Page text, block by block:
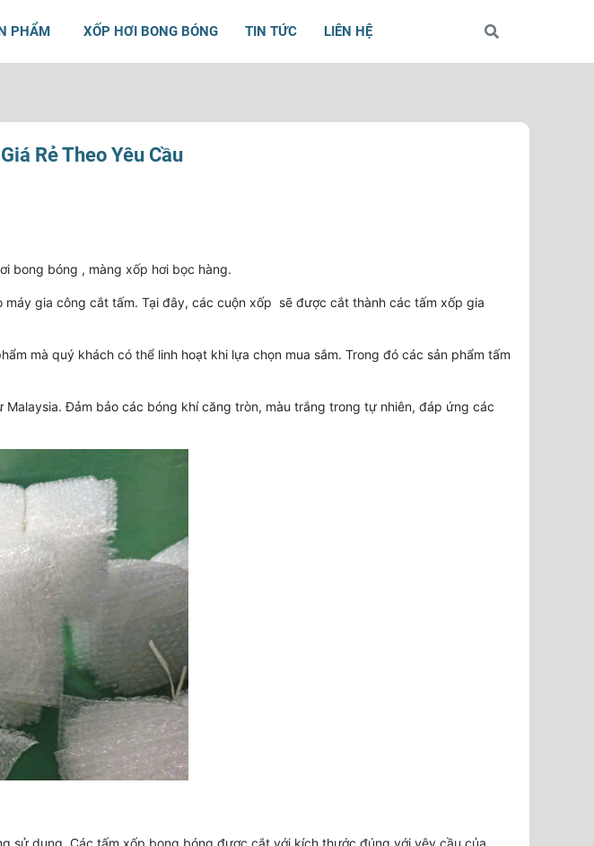
PHẨM XỐP HƠI BONG BÓNG TIN TỨC LIÊN HỆ
Rẻ Theo Yêu Cầu
bong bóng , màng xốp hơi bọc hàng.
gia công cắt tấm. Tại đây, các cuộn xốp sẽ được cắt thành các tấm xốp gia
mà quý khách có thể linh hoạt khi lựa chọn mua sắm. Trong đó các sản phẩm tấm
Đảm bảo các bóng khí căng tròn, màu trắng trong tự nhiên, đáp ứng các
sử dụng. Các tấm xốp bong bóng được cắt với kích thước đúng với yêy cầu của